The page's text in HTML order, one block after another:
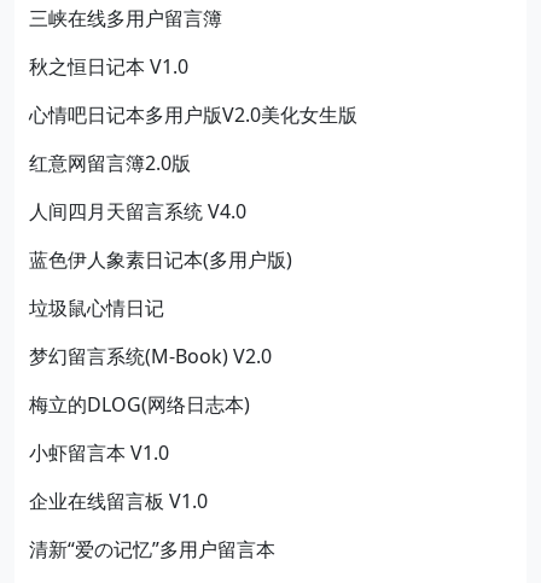
三峡在线多用户留言簿
秋之恒日记本 V1.0
心情吧日记本多用户版V2.0美化女生版
红意网留言簿2.0版
人间四月天留言系统 V4.0
蓝色伊人象素日记本(多用户版)
垃圾鼠心情日记
梦幻留言系统(M-Book) V2.0
梅立的DLOG(网络日志本)
小虾留言本 V1.0
企业在线留言板 V1.0
清新“爱の记忆”多用户留言本